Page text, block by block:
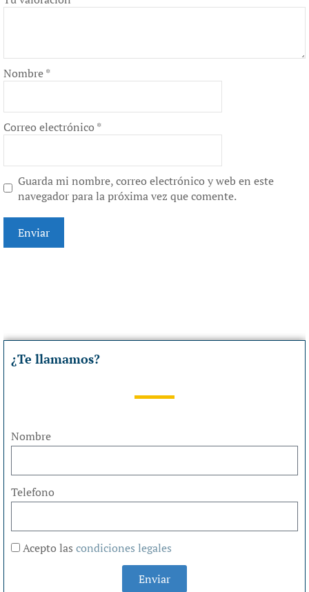
Nombre*
Correo electrónico *
Guarda mi nombre, correo electrónico y web en este
navegador para la próxima vez que comente.
¿Te llamamos?
Nombre
Telefono
Acepto las condiciones legales
Enviar